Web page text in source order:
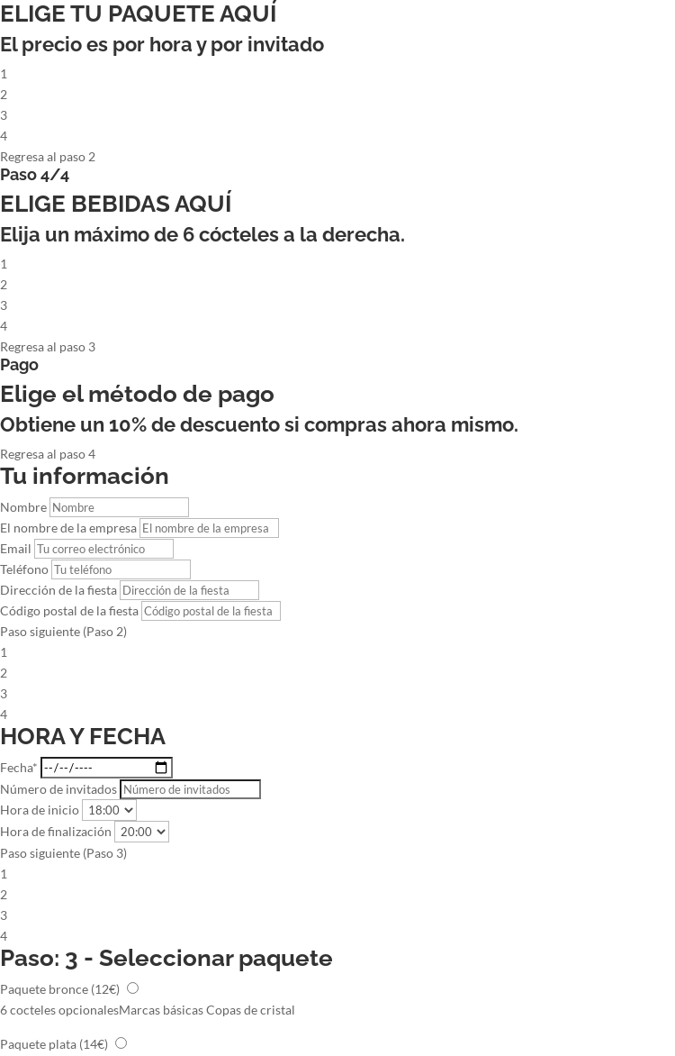
ELIGE TU PAQUETE AQUÍ
El precio es por hora y por invitado
1
2
3
4
Regresa al paso 2
Paso 4/4
ELIGE BEBIDAS AQUÍ
Elija un máximo de 6cócteles a la derecha.
1
2
3
4
Regresa al paso 3
Pago
Elige el método de pago
Obtiene un 10% de descuento si compras ahora mismo.
Regresa al paso 4
Tu información
Nombre
El nombre de la empresa
Email
Teléfono
Dirección de la fiesta
Código postal de la fiesta
Paso siguiente (Paso 2)
1
2
3
4
HORA Y FECHA
Fecha*
Número de invitados
Hora de inicio
Hora de finalización
Paso siguiente (Paso 3)
1
2
3
4
Paso: 3 - Seleccionar paquete
Paquete bronce (12€)
6 cocteles opcionalesMarcas básicasCopas de cristal
Paquete plata (14€)